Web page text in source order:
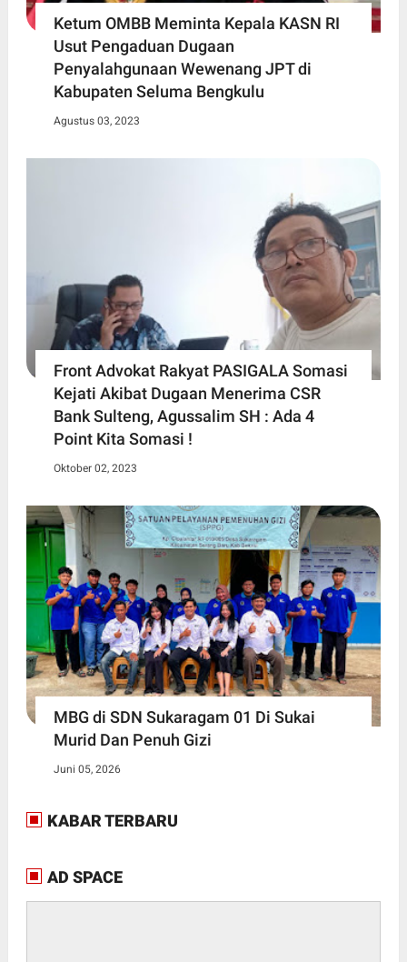
Ketum OMBB Meminta Kepala KASN RI
Usut Pengaduan Dugaan
Penyalahgunaan Wewenang JPT di
Kabupaten Seluma Bengkulu
Agustus 03, 2023
Front Advokat Rakyat PASIGALA Somasi
Kejati Akibat Dugaan Menerima CSR
Bank Sulteng, Agussalim SH : Ada 4
Point Kita Somasi !
Oktober 02, 2023
MBG di SDN Sukaragam 01 Di Sukai
Murid Dan Penuh Gizi
Juni 05, 2026
KABAR TERBARU
AD SPACE